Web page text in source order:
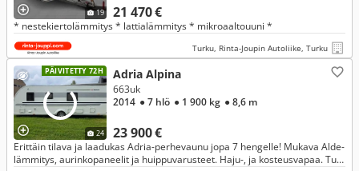
19 21 470 €
* nestekiertolämmitys * lattialämmitys * mikroaaltouuni *
Turku, Rinta-Joupin Autoliike, Turku
PÄIVITETTY 72H
24
Adria Alpina
23 900 €
663uk
2014 ● 7 hlö ● 1 900 kg ● 8,6 m
Erittäin tilava ja laadukas Adria-perhevaunu jopa 7 hengelle! Mukava Alde-
lämmitys, aurinkopaneelit ja huippuvarusteet. Haju-, ja kosteusvapaa. Tule